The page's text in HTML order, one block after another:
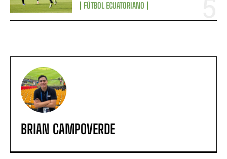
FÚTBOL ECUATORIANO
BRIAN CAMPOVERDE